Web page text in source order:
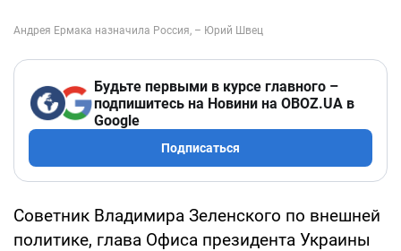
Будьте первыми в курсе главного –
подпишитесь на Новини на OBOZ.UA в
Google
Подписаться
Советник Владимира Зеленского по внешней
политике, глава Офиса президента Украины